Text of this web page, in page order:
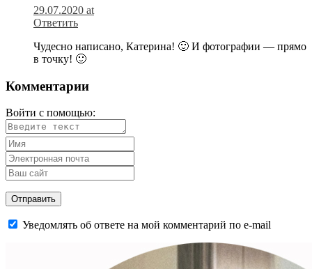
29.07.2020 at
Ответить
Чудесно написано, Катерина! 🙂 И фотографии — прямо
в точку! 🙂
Комментарии
Войти с помощью:
Уведомлять об ответе на мой комментарий по e-mail